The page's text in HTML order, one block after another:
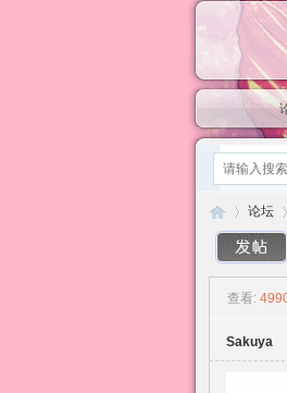
»
论坛
›
查看:
Sakuya